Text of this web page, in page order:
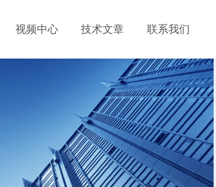
视频中心 技术文章 联系我们